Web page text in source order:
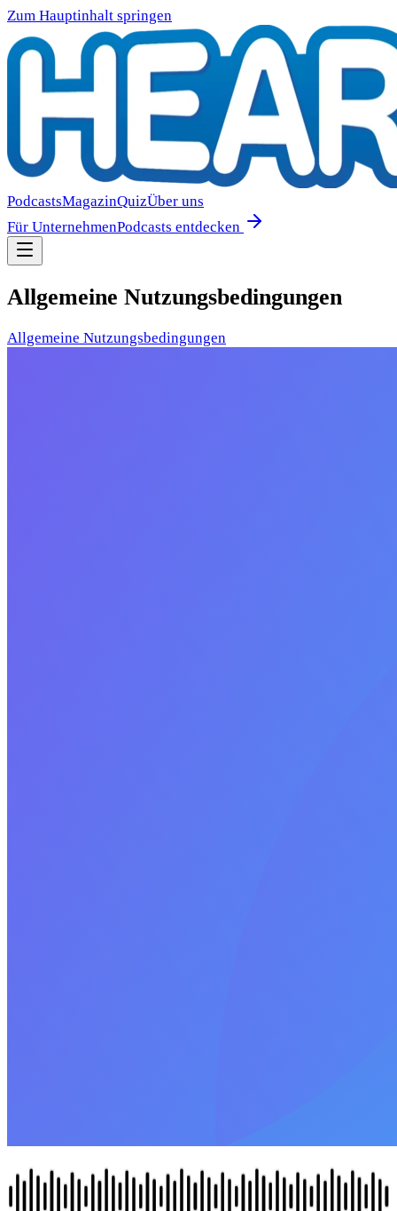
Zum Hauptinhalt springen
PodcastsMagazinQuizÜber uns
Für UnternehmenPodcasts entdecken
Allgemeine Nutzungsbedingungen
Allgemeine Nutzungsbedingungen